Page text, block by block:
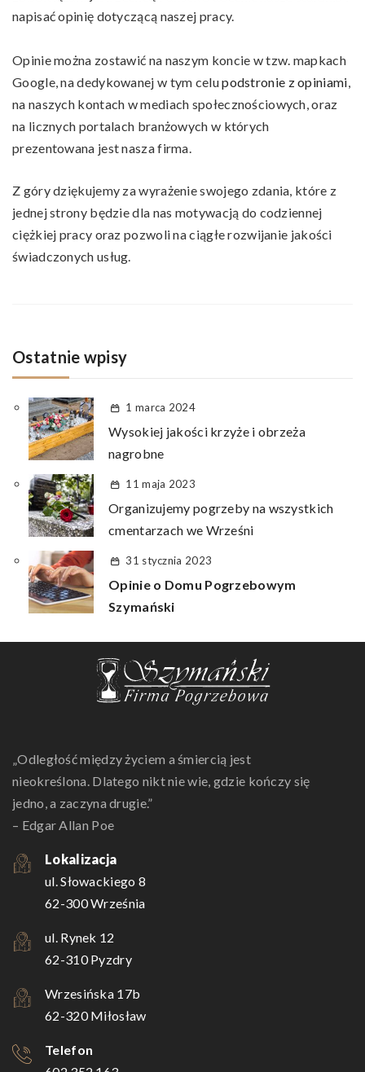
napisać opinię dotyczącą naszej pracy.
Opinie można zostawić na naszym koncie w tzw. mapkach
Google, na dedykowanej w tym celupodstronie z opiniami,
na naszych kontach w mediach społecznościowych, oraz
na licznych portalach branżowych w których
prezentowana jest nasza firma.
Z góry dziękujemy za wyrażenie swojego zdania, które z
jednej strony będzie dla nas motywacją do codziennej
ciężkiej pracy oraz pozwoli na ciągłe rozwijanie jakości
świadczonych usług.
Ostatnie wpisy
1 marca 2024
Wysokiej jakości krzyże i obrzeża
nagrobne
11 maja 2023
Organizujemy pogrzeby na wszystkich
cmentarzach we Wrześni
31 stycznia 2023
Opinie o Domu Pogrzebowym
Szymański
„Odległość między życiem a śmiercią jest
nieokreślona. Dlatego nikt nie wie, gdzie kończy się
jedno, a zaczyna drugie.”
– Edgar Allan Poe
Lokalizacja
ul. Słowackiego 8
62-300 Września
ul. Rynek 12
62-310 Pyzdry
Wrzesińska 17b
62-320 Miłosław
Telefon